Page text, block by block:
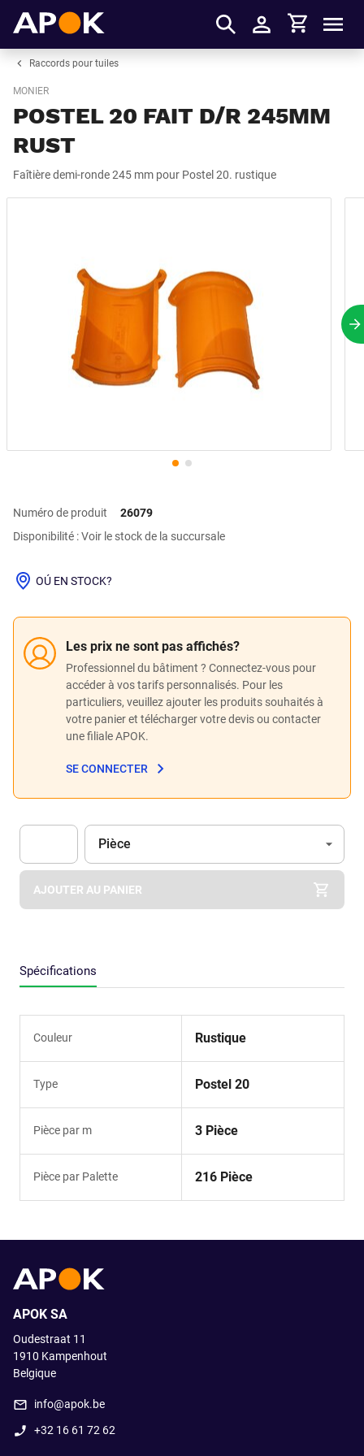
S'identifier
Panier
Raccords pour tuiles
MONIER
POSTEL 20 FAIT D/R 245MM
RUST
Faîtière demi-ronde 245 mm pour Postel 20. rustique
Numéro de produit
26079
Disponibilité : Voir le stock de la succursale
Les prix ne sont pas affichés?
Professionnel du bâtiment ? Connectez-vous pour
accéder à vos tarifs personnalisés. Pour les
particuliers, veuillez ajouter les produits souhaités à
votre panier et télécharger votre devis ou contacter
une filiale APOK.
SE CONNECTER
OÚ EN STOCK?
Apok.Product.Detail.AddToCart.Quantity (Optionnel)
Unité
Pièce
AJOUTER AU PANIER
Spécifications
Couleur Rustique
Type Postel 20
Pièce par m 3 Pièce
Pièce par Palette 216 Pièce
APOK SA
Oudestraat 11
1910 Kampenhout
Belgique
info@apok.be
+32 16 61 72 62